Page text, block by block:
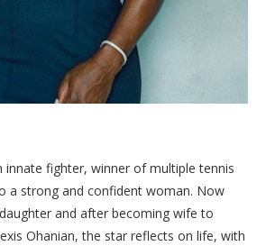
innate fighter, winner of multiple tennis
a strong and confident woman. Now
and after becoming wife to
Ohanian, the star reflects on life, with